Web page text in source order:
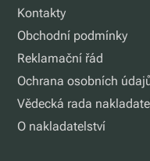
Kontakty
Obchodní podmínky
Reklamační řád
Ochrana osobních
Vědecká rada
O nakladatelství